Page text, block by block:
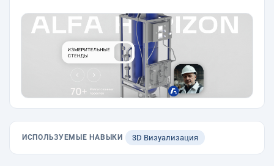
ИСПОЛЬЗУЕМЫЕ НАВЫКИ 3D Визуализация